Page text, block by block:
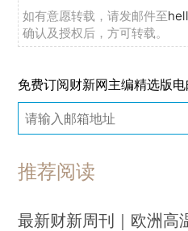
如有意愿转载，请发邮件至
确认及授权后，方可转载。
免费订阅财新网主编精选版电
推荐阅读
最新财新周刊｜欧洲高